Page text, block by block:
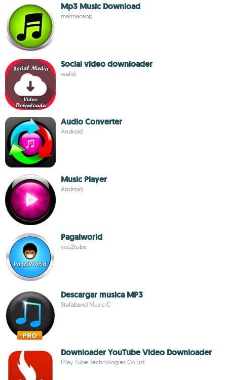
Mp3 Music Download
marmacapp
Social video downloader
walid
Audio Converter
Android
Music Player
Android
Pagalworld
you2tube
Descargar musica MP3
Stafaband Music C
Downloader YouTube Video Downloader
IPlay Tube Technologies Co.Ltd